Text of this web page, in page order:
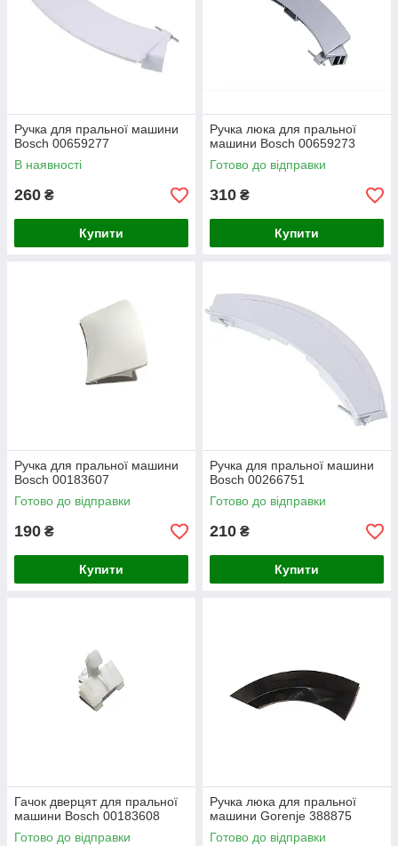
Ручка для пральної машини
Bosch 00659277
В наявності
260 ₴
Купити
Ручка люка для пральної
машини Bosch 00659273
Готово до відправки
310 ₴
Купити
Ручка для пральної машини
Bosch 00183607
Готово до відправки
190 ₴
Купити
Ручка для пральної машини
Bosch 00266751
Готово до відправки
210 ₴
Купити
Гачок дверцят для пральної
машини Bosch 00183608
Готово до відправки
Ручка люка для пральної
машини Gorenje 388875
Готово до відправки